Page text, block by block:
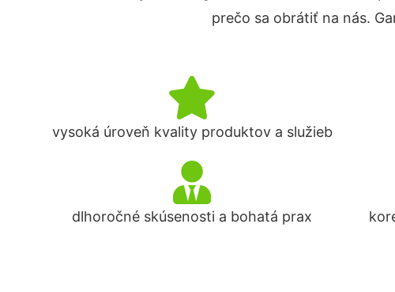
prečo sa obrátiť na nás.
vysoká úroveň kvality produktov a služieb
dlhoročné skúsenosti a bohatá prax